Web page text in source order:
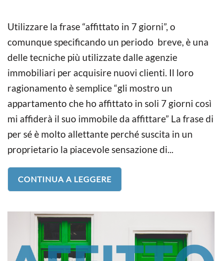
Utilizzare la frase “affittato in 7 giorni”, o
comunque specificando un periodo breve, è una
delle tecniche più utilizzate dalle agenzie
immobiliari per acquisire nuovi clienti. Il loro
ragionamento è semplice “gli mostro un
appartamento che ho affittato in soli 7 giorni così
mi affiderà il suo immobile da affittare” La frase di
per sé è molto allettante perché suscita in un
proprietario la piacevole sensazione di...
CONTINUA A LEGGERE